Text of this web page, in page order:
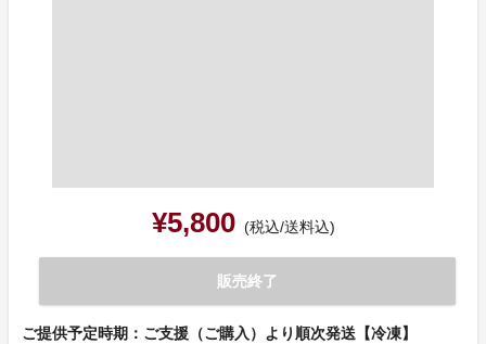
¥5,800 (税込/送料込)
販売終了
ご提供予定時期：ご支援（ご購入）より順次発送【冷凍】